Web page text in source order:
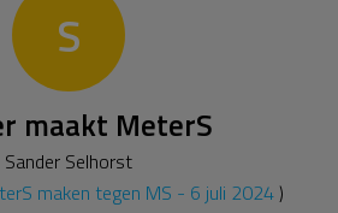
S
maakt MeterS
Sander Selhorst
maken tegen MS - 6 juli 2024)